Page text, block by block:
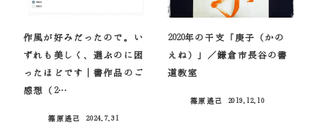
作風が好みだったので。い
ずれも美しく、選ぶのに困
ったほどです｜書作品のご
感想（2…
篠原遙己
2024.7.31
2020年の干支「庚子（かの
えね）」／鎌倉市長谷の書
道教室
篠原遙己
2019.12.10